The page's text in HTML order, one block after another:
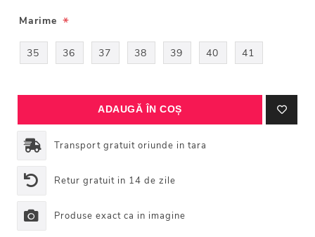
Marime *
35 36 37 38 39 40 41
Transport gratuit oriunde in tara
Retur gratuit in 14 de zile
Produse exact ca in imagine